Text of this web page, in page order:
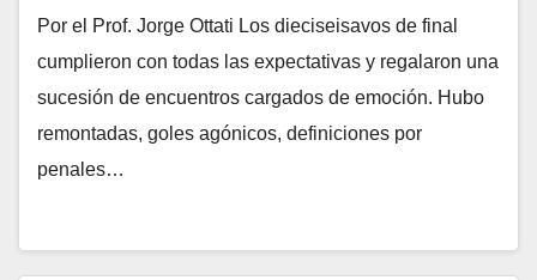
Por el Prof. Jorge Ottati Los dieciseisavos de final
cumplieron con todas las expectativas y regalaron una
sucesión de encuentros cargados de emoción. Hubo
remontadas, goles agónicos, definiciones por
penales…